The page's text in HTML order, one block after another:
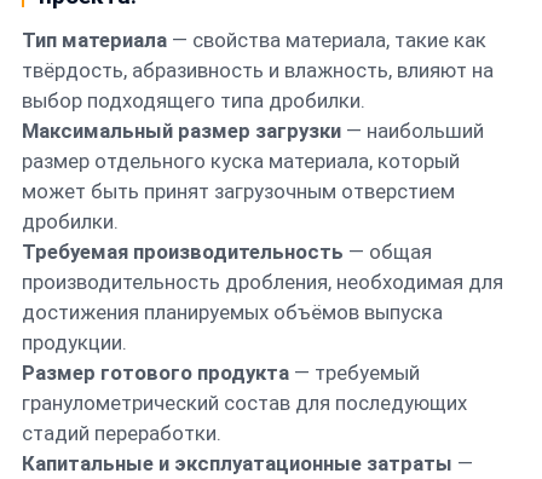
Тип материала— свойства материала, такие как
твёрдость, абразивность и влажность, влияют на
выбор подходящего типа дробилки.
Максимальный размер загрузки— наибольший
размер отдельного куска материала, который
может быть принят загрузочным отверстием
дробилки.
Требуемая производительность — общая
производительность дробления, необходимая для
достижения планируемых объёмов выпуска
продукции.
Размер готового продукта— требуемый
гранулометрический состав для последующих
стадий переработки.
Капитальные и эксплуатационные затраты —